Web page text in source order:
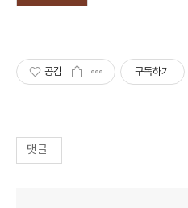
공감 구독하기
댓글